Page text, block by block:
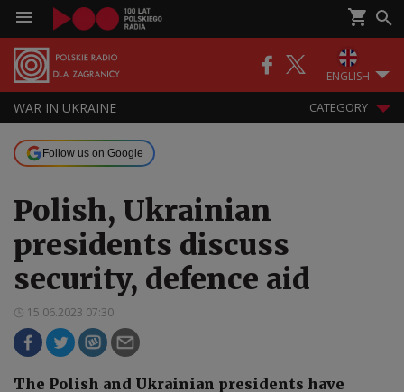
ENGLISH
WAR IN UKRAINE CATEGORY
Follow us on Google
Polish, Ukrainian
presidents discuss
security, defence aid
15.06.2023 07:30
The Polish and Ukrainian presidents have